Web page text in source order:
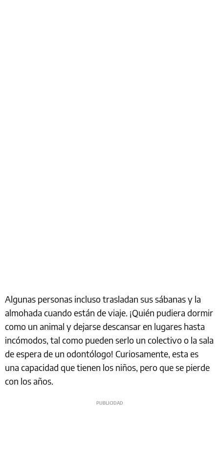
Algunas personas incluso trasladan sus sábanas y la
almohada cuando están de viaje. ¡Quién pudiera dormir
como un animal y dejarse descansar en lugares hasta
incómodos, tal como pueden serlo un colectivo o la sala
de espera de un odontólogo! Curiosamente, esta es
una capacidad que tienen los niños, pero que se pierde
con los años.